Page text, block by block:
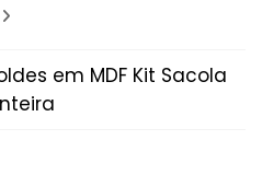
em MDF Kit Sacola